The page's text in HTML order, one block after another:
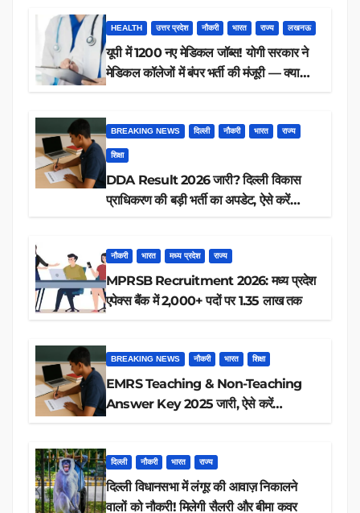
HEALTH उत्तर प्रदेश नौकरी भारत राज्य लखनऊ
यूपी में 1200 नए मेडिकल जॉब्स! योगी सरकार ने
मेडिकल कॉलेजों में बंपर भर्ती की मंजूरी — क्या
BREAKING NEWS दिल्ली नौकरी भारत राज्य
शिक्षा
DDA Result 2026 जारी? दिल्ली विकास
प्राधिकरण की बड़ी भर्ती का अपडेट, ऐसे करें
नौकरी भारत मध्य प्रदेश राज्य
MPRSB Recruitment 2026: मध्य प्रदेश
एपेक्स बैंक में 2,000+ पदों पर 1.35 लाख तक
BREAKING NEWS नौकरी भारत शिक्षा
EMRS Teaching & Non-Teaching
Answer Key 2025 जारी, ऐसे करें
दिल्ली नौकरी भारत राज्य
दिल्ली विधानसभा में लंगूर की आवाज़ निकालने
वालों को नौकरी! मिलेगी सैलरी और बीमा कवर